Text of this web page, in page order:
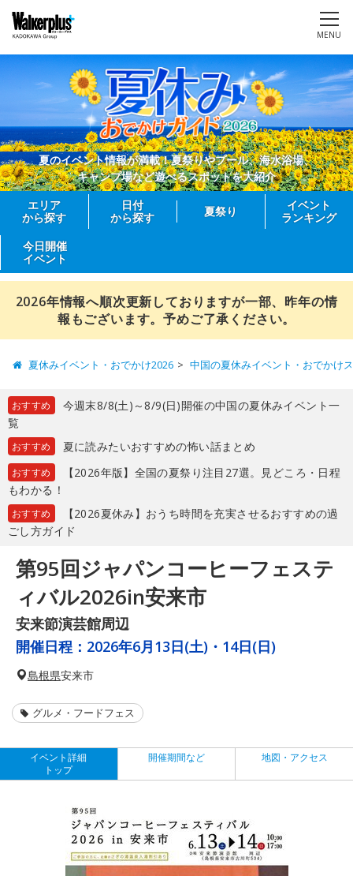
MENU
夏のイベント情報が満載！夏祭りやプール、海水浴場、
キャンプ場など遊べるスポットを大紹介
エリア
から探す
日付
から探す
夏祭り
イベント
ランキング
今日開催
イベント
2026年情報へ順次更新しておりますが一部、昨年の情
報もございます。予めご了承ください。
夏休みイベント・おでかけ2026 中国の夏休みイベント・おでかけ
おすすめ
今週末8/8(土)～8/9(日)開催の中国の夏休みイベント一
覧
おすすめ 夏に読みたいおすすめの怖い話まとめ
おすすめ
【2026年版】全国の夏祭り注目27選。見どころ・日程
もわかる！
おすすめ
【2026夏休み】おうち時間を充実させるおすすめの過
ごし方ガイド
第95回ジャパンコーヒーフェステ
ィバル2026in安来市
安来節演芸館周辺
開催日程： 2026年6月13日(土)・14日(日)
島根県安来市
グルメ・フードフェス
イベント詳細
トップ
開催期間など 地図・アクセス